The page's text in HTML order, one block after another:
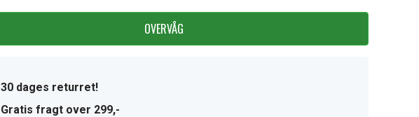
OVERVÅG
30 dages returret!
Gratis fragt over 299,-